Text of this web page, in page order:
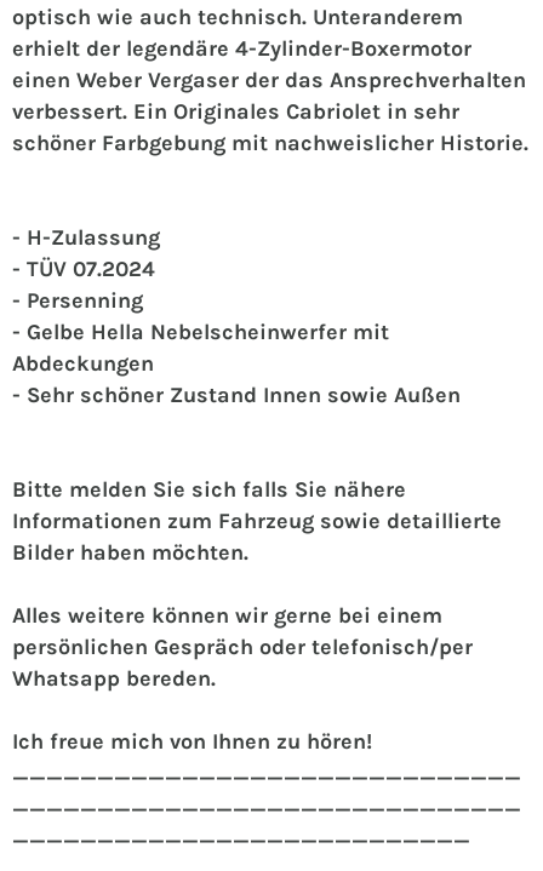
optisch wie auch technisch. Unteranderem
erhielt der legendäre 4-Zylinder-Boxermotor
einen Weber Vergaser der das Ansprechverhalten
verbessert. Ein Originales Cabriolet in sehr
schöner Farbgebung mit nachweislicher Historie.
- H-Zulassung
- TÜV 07.2024
- Persenning
- Gelbe Hella Nebelscheinwerfer mit
Abdeckungen
- Sehr schöner Zustand Innen sowie Außen
Bitte melden Sie sich falls Sie nähere
Informationen zum Fahrzeug sowie detaillierte
Bilder haben möchten.
Alles weitere können wir gerne bei einem
persönlichen Gespräch oder telefonisch/per
Whatsapp bereden.
Ich freue mich von Ihnen zu hören!
______________________________
______________________________
___________________________